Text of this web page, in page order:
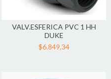
VALV.ESFERICA PVC 1 HH
DUKE
$6.849,34